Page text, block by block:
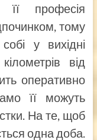
професія
тому
у вихідні
від
оперативно
її можуть
На те, щоб
одна доба.